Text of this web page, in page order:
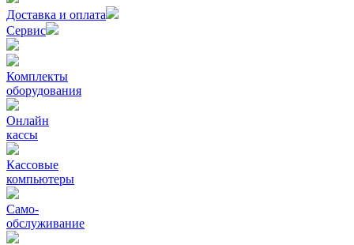
Доставка и оплата
Сервис
Комплекты
оборудования
Онлайн
кассы
Кассовые
компьютеры
Само-
обслуживание